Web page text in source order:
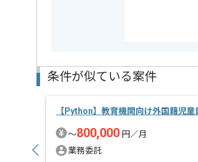
スピード感をもって主体的に開発
コミュニケーションを取りながら
条件が似ている案件
【Python】教育機関向け外国籍児
〜800,000 円／月
業務委託